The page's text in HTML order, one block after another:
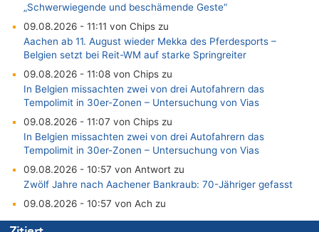
„Schwerwiegende und beschämende Geste“
09.08.2026 - 11:11 von Chips zu
Aachen ab 11. August wieder Mekka des Pferdesports –
Belgien setzt bei Reit-WM auf starke Springreiter
09.08.2026 - 11:08 von Chips zu
In Belgien missachten zwei von drei Autofahrern das
Tempolimit in 30er-Zonen – Untersuchung von Vias
09.08.2026 - 11:07 von Chips zu
In Belgien missachten zwei von drei Autofahrern das
Tempolimit in 30er-Zonen – Untersuchung von Vias
09.08.2026 - 10:57 von Antwort zu
Zwölf Jahre nach Aachener Bankraub: 70-Jähriger gefasst
09.08.2026 - 10:57 von Ach zu
Politischer Eklat bei der Gedenkfeier in Marcinelle – Meloni: